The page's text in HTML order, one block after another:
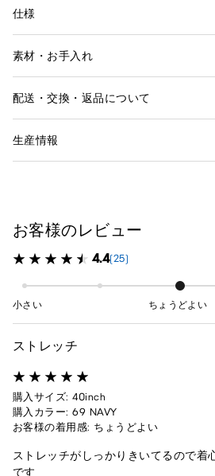
仕様
素材・お手入れ
配送・交換・返品について
生産情報
お客様のレビュー
4.4(25)
小さい ちょうどよい
ストレッチ
購入サイズ: 40inch
購入カラー: 69 NAVY
お客様の着用感: ちょうどよい
ストレッチがしっかりきいてるので着
です